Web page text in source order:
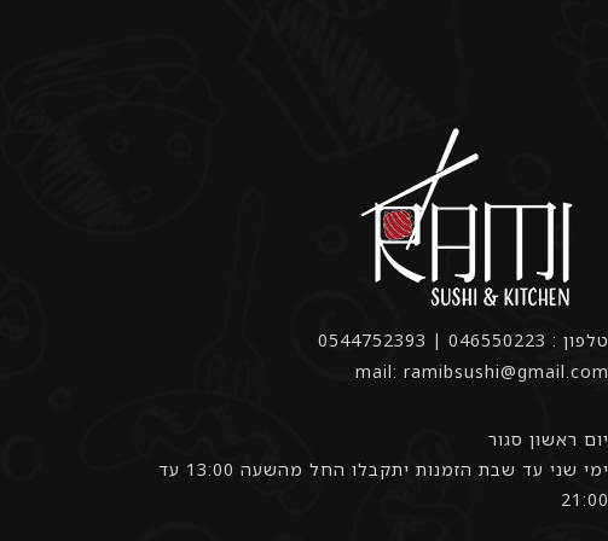
טלפון : 046550223 | 0544752393
mail: ramibsushi@gmail.com
יום ראשון סגור
ימי שני עד שבת הזמנות יתקבלו החל מהשעה 13:00 עד
21:00